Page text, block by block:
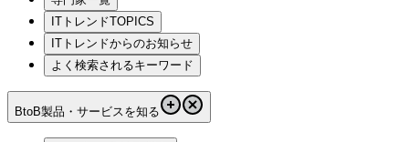
ITトレンドTOPICS
ITトレンドからのお知らせ
よく検索されるキーワード
BtoB製品・サービスを知る